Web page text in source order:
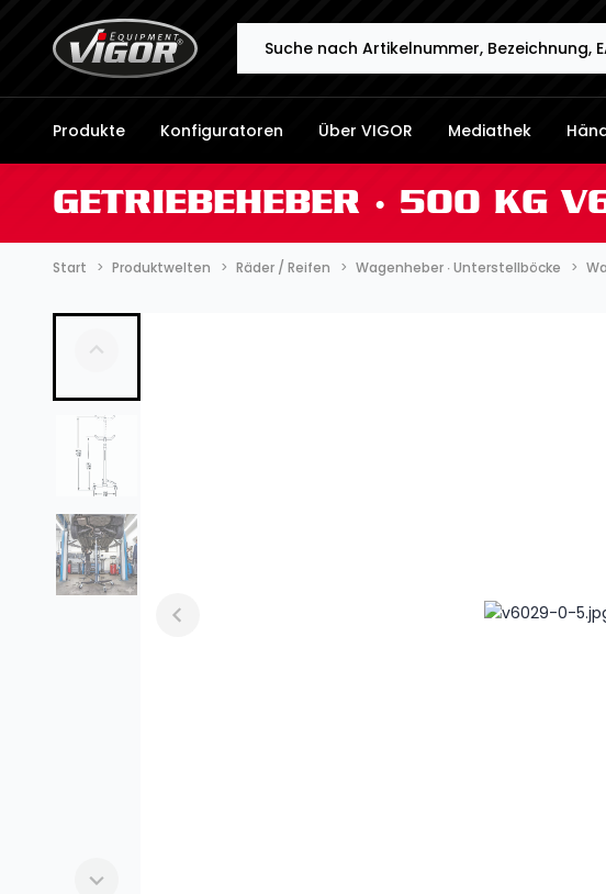
Produkte Konfiguratoren Über VIGOR Mediathek
GETRIEBEHEBER ∙ 500 KG
Start Produktwelten Räder / Reifen Wagenheber ∙ Unterstellböcke